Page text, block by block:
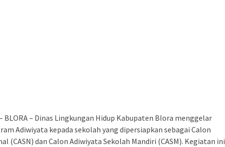
BLORA – Dinas Lingkungan Hidup Kabupaten Blora menggelar
Adiwiyata kepada sekolah yang dipersiapkan sebagai Calon
(CASN) dan Calon Adiwiyata Sekolah Mandiri (CASM). Kegiatan ini